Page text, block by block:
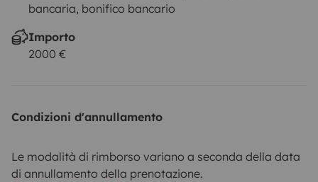
bancaria, bonifico bancario
Importo
2000 €
Condizioni d'annullamento
Le modalità di rimborso variano a seconda della data
di annullamento della prenotazione.